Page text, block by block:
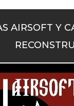
AIRSOFT Y